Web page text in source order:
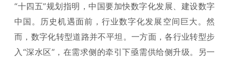
“十四五”规划指明，中国要加快数字化发展、建设数字
中国。历史机遇面前，行业数字化发展空间巨大。然
而，数字化转型道路并不平坦。一方面，各行业转型步
入“深水区”，在需求侧的牵引下亟需供给侧升级。另一